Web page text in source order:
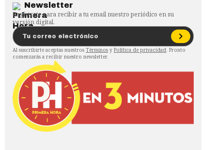
Newsletter
Regístrate para recibir a tu email nuestro periódico en su
versión digital.
Al suscribirte aceptas nuestros Términos y Política de privacidad. Pronto
comenzarás a recibir nuestro newsletter.